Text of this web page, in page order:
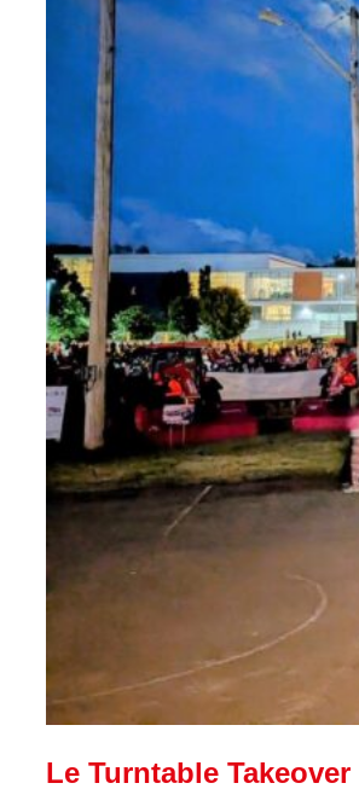
Le Turntable Takeover